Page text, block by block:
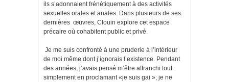
ils s’adonnaient frénétiquement à des activités
sexuelles orales et anales. Dans plusieurs de ses
dernières œuvres, Clouin explore cet espace
précaire où cohabitent public et privé.
Je me suis confronté à une pruderie à l’intérieur
de moi même dont j’ignorais l’existence. Pendant
des années, j’avais pensé m’être affranchi tout
simplement en proclamant «je suis gai »; je ne